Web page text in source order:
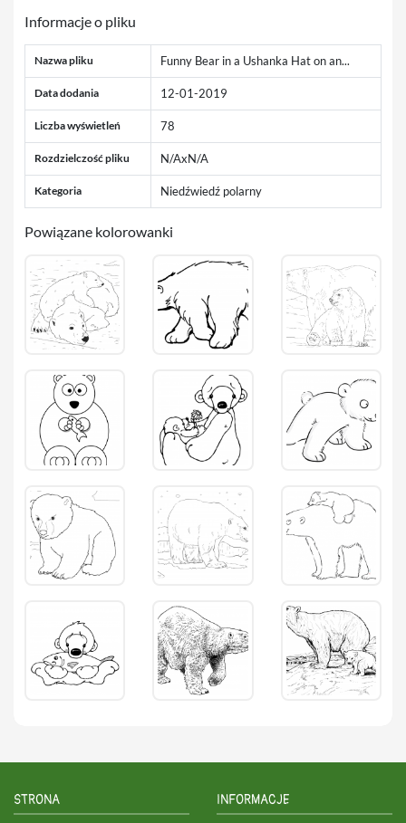
Informacje o pliku
Nazwa pliku Funny Bear in a Ushanka Hat on an...
Data dodania 12-01-2019
Liczba wyświetleń 78
Rozdzielczość pliku N/AxN/A
Kategoria Niedźwiedź polarny
Powiązane kolorowanki
STRONA INFORMACJE